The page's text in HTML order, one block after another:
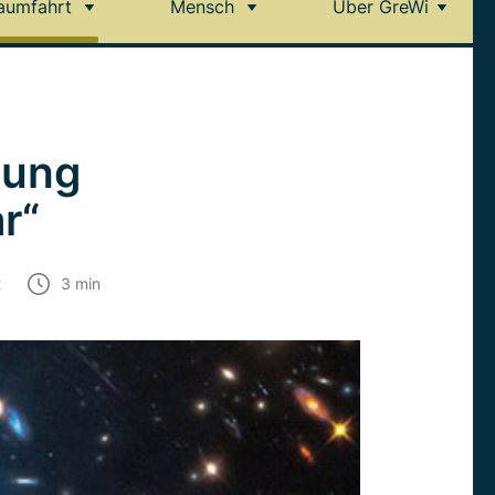
Mensch Über GreWi
3 min